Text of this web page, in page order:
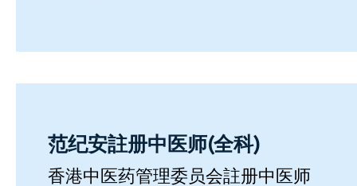
范纪安註册中医师(全科)
香港中医药管理委员会註册中医师